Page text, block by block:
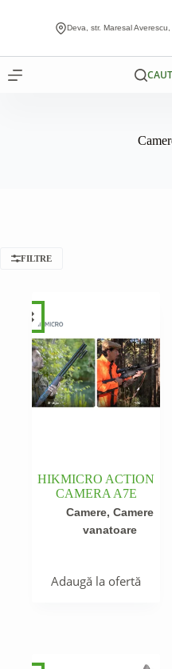
Deva, str. Maresal
FILTRE
HIKMICRO ACTION
CAMERA A7E
Camere, Camere
vanatoare
Adaugă la ofertă